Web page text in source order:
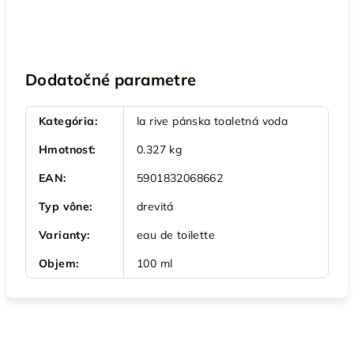
Dodatočné parametre
Kategória:
la rive pánska toaletná voda
Hmotnosť:
0.327 kg
EAN:
5901832068662
Typ vône:
drevitá
Varianty:
eau de toilette
Objem: 100 ml